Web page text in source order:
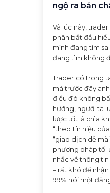
ngộ ra bản
Và lúc này,
phân bắt đầu
mình đang tìm
đang tìm không
Trader có trong
mà trước đây
điều đó không
hướng, người ta
lược tốt là chìa
“theo tín hiệu
“giao dịch dễ
phương pháp tối
nhắc về thông
– rất khó để
99% nói một